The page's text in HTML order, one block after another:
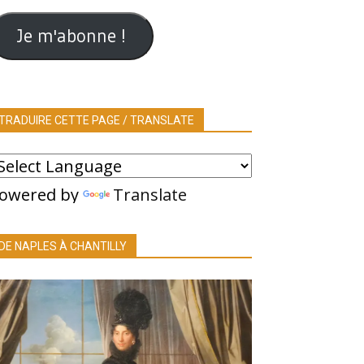
Je m'abonne !
CETTE PAGE / TRANSLATE
by Translate
NAPLES À CHANTILLY